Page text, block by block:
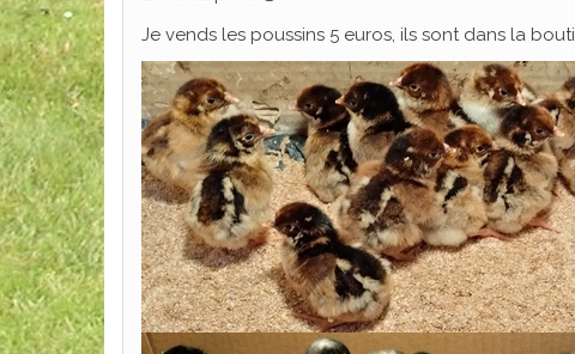
Je vends les poussins 5 euros, ils sont dans la